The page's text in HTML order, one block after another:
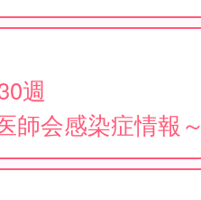
週
師会感染症情報～